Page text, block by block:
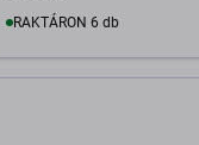
RAKTÁRON 6 db